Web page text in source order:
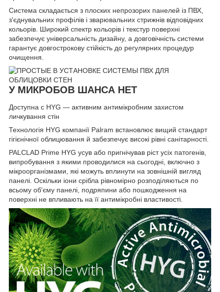
Система складається з плоских непрозорих панелей із ПВХ,
з'єднувальних профілів і зварювальних стрижнів відповідних
кольорів. Широкий спектр кольорів і текстур поверхні
забезпечує універсальність дизайну, а довговічність системи
гарантує довгострокову стійкість до регулярних процедур
очищення.
У МИКРОБОВ ШАНСА НЕТ
Доступна с HYG ― активним антимікробним захистом
личкування стін
Технологія HYG компанії Palram встановлює вищий стандарт
гігієнічної облицювання й забезпечує високі рівні санітарності.
PALCLAD Prime HYG усув або пригнічував ріст усіх патогенів,
випробування з якими проводилися на сьогодні, включно з
мікроорганізмами, які можуть вплинути на зовнішній вигляд
панелі. Оскільки іони срібла рівномірно розподіляються по
всьому об'єму панелі, подряпини або пошкодження на
поверхні не впливають на її антимікробні властивості.